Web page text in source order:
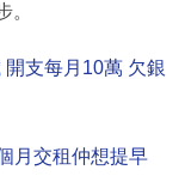
。
支每月10萬 欠銀
月交租仲想提早